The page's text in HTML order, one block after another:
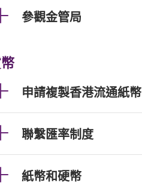
參觀金管局
申請複製香港流通紙幣
聯繫匯率制度
紙幣和硬幣